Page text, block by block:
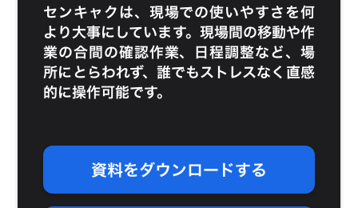
センキャクは、現場での使いやすさを何
より大事にしています。現場間の移動や作
業の合間の確認作業、日程調整など、場
所にとらわれず、誰でもストレスなく直感
的に操作可能です。
資料をダウンロードする